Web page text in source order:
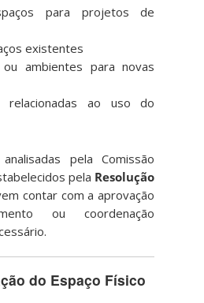
para projetos de
existentes
ambientes para novas
relacionadas ao uso do
pela Comissão
pela Resolução
contar com a aprovação
ou coordenação
do Espaço Físico